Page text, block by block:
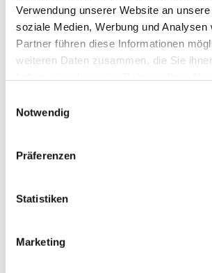
Verwendung unserer Website an
soziale Medien, Werbung und Analysen
Partner führen diese Informationen
weiteren Daten zusammen, die Sie
Notwendig
Präferenzen
Statistiken
Marketing